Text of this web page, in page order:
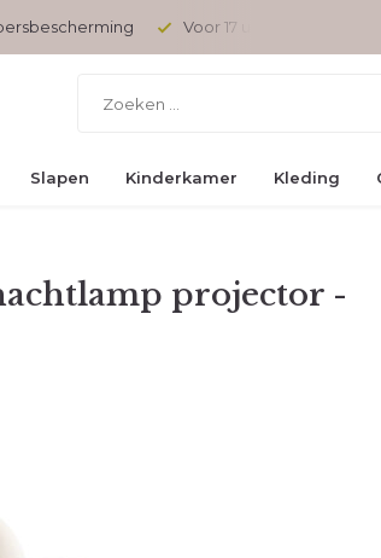
Voor 17 uur besteld,
Slapen Kinderkamer Kleding
projector -